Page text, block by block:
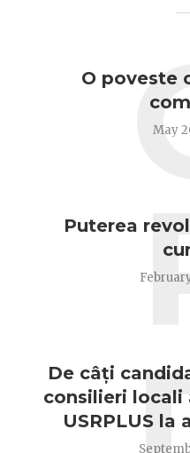
O poveste
May
Puterea
De câți
consilieri locali
USRPLUS la